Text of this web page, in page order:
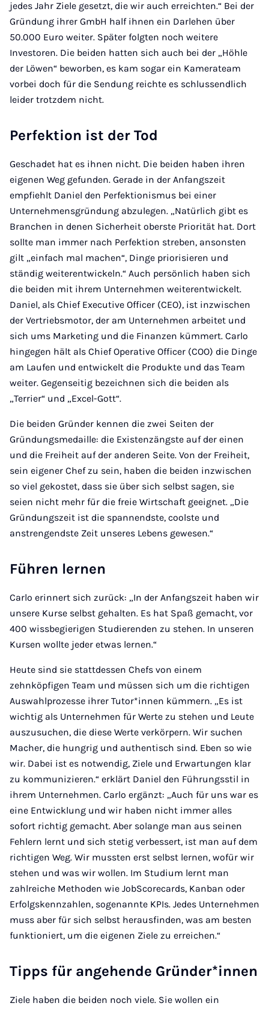
jedes Jahr Ziele gesetzt, die wir auch erreichten.“ Bei der
Gründung ihrer GmbH half ihnen ein Darlehen über
50.000 Euro weiter. Später folgten noch weitere
Investoren. Die beiden hatten sich auch bei der „Höhle
der Löwen“ beworben, es kam sogar ein Kamerateam
vorbei doch für die Sendung reichte es schlussendlich
leider trotzdem nicht.
Perfektion ist der Tod
Geschadet hat es ihnen nicht. Die beiden haben ihren
eigenen Weg gefunden. Gerade in der Anfangszeit
empfiehlt Daniel den Perfektionismus bei einer
Unternehmensgründung abzulegen. „Natürlich gibt es
Branchen in denen Sicherheit oberste Priorität hat. Dort
sollte man immer nach Perfektion streben, ansonsten
gilt „einfach mal machen“, Dinge priorisieren und
ständig weiterentwickeln.“ Auch persönlich haben sich
die beiden mit ihrem Unternehmen weiterentwickelt.
Daniel, als Chief Executive Officer (CEO), ist inzwischen
der Vertriebsmotor, der am Unternehmen arbeitet und
sich ums Marketing und die Finanzen kümmert. Carlo
hingegen hält als Chief Operative Officer (COO) die Dinge
am Laufen und entwickelt die Produkte und das Team
weiter. Gegenseitig bezeichnen sich die beiden als
„Terrier“ und „Excel-Gott“.
Die beiden Gründer kennen die zwei Seiten der
Gründungsmedaille: die Existenzängste auf der einen
und die Freiheit auf der anderen Seite. Von der Freiheit,
sein eigener Chef zu sein, haben die beiden inzwischen
so viel gekostet, dass sie über sich selbst sagen, sie
seien nicht mehr für die freie Wirtschaft geeignet. „Die
Gründungszeit ist die spannendste, coolste und
anstrengendste Zeit unseres Lebens gewesen.“
Führen lernen
Carlo erinnert sich zurück: „In der Anfangszeit haben wir
unsere Kurse selbst gehalten. Es hat Spaß gemacht, vor
400 wissbegierigen Studierenden zu stehen. In unseren
Kursen wollte jeder etwas lernen.“
Heute sind sie stattdessen Chefs von einem
zehnköpfigen Team und müssen sich um die richtigen
Auswahlprozesse ihrer Tutor*innen kümmern. „Es ist
wichtig als Unternehmen für Werte zu stehen und Leute
auszusuchen, die diese Werte verkörpern. Wir suchen
Macher, die hungrig und authentisch sind. Eben so wie
wir. Dabei ist es notwendig, Ziele und Erwartungen klar
zu kommunizieren.“ erklärt Daniel den Führungsstil in
ihrem Unternehmen. Carlo ergänzt: „Auch für uns war es
eine Entwicklung und wir haben nicht immer alles
sofort richtig gemacht. Aber solange man aus seinen
Fehlern lernt und sich stetig verbessert, ist man auf dem
richtigen Weg. Wir mussten erst selbst lernen, wofür wir
stehen und was wir wollen. Im Studium lernt man
zahlreiche Methoden wie JobScorecards, Kanban oder
Erfolgskennzahlen, sogenannte KPIs. Jedes Unternehmen
muss aber für sich selbst herausfinden, was am besten
funktioniert, um die eigenen Ziele zu erreichen.“
Tipps für angehende Gründer*innen
Ziele haben die beiden noch viele. Sie wollen ein